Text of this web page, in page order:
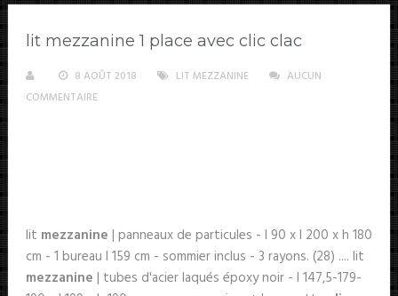
lit mezzanine 1 place avec clic clac
8 AOÛT 2018 LIT MEZZANINE
AUCUN
COMMENTAIRE
lit mezzanine | panneaux de particules - l 90 x l 200 x h 180
cm - 1 bureau l 159 cm - sommier inclus - 3 rayons. (28) .... lit
mezzanine | tubes d'acier laqués époxy noir - l 147,5-179-